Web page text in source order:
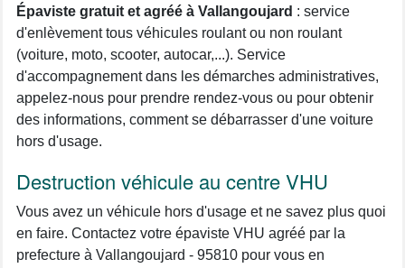
Épaviste gratuit et agréé à Vallangoujard : service
d'enlèvement tous véhicules roulant ou non roulant
(voiture, moto, scooter, autocar,...). Service
d'accompagnement dans les démarches administratives,
appelez-nous pour prendre rendez-vous ou pour obtenir
des informations, comment se débarrasser d'une voiture
hors d'usage.
Destruction véhicule au centre VHU
Vous avez un véhicule hors d'usage et ne savez plus quoi
en faire. Contactez votre épaviste VHU agréé par la
prefecture à Vallangoujard - 95810 pour vous en